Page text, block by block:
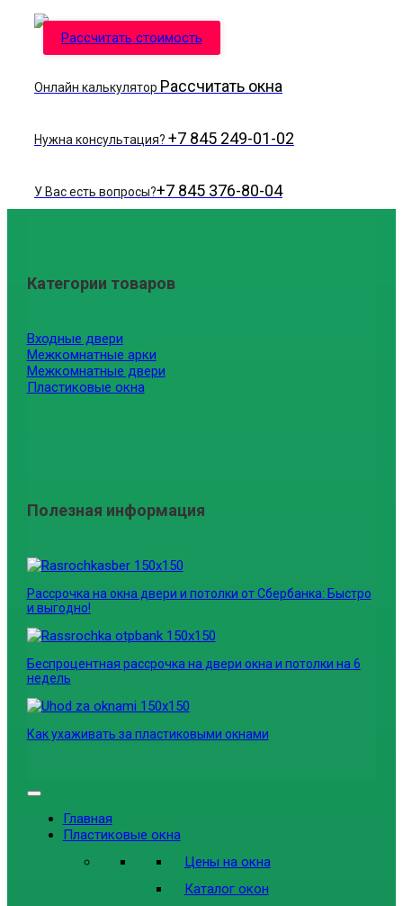
Рассчитать стоимость
Онлайн калькулятор Рассчитать окна
Нужна консультация? +7 845 249-01-02
У Вас есть вопросы?+7 845 376-80-04
Категории товаров
Входные двери
Межкомнатные арки
Межкомнатные двери
Пластиковые окна
Полезная информация
Рассрочка на окна двери и потолки от Сбербанка: Быстро
и выгодно!
Беспроцентная рассрочка на двери окна и потолки на 6
недель
Как ухаживать за пластиковыми окнами
Главная
Пластиковые окна
Цены на окна
Каталог окон